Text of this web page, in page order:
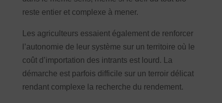
reste entier et complexe à mener.
Les agriculteurs essaient également de renforcer
l’autonomie de leur système sur un territoire où le
coût d’importation des intrants est lourd. La
démarche est parfois difficile sur un terroir délicat
rendant complexe la recherche du rendement.